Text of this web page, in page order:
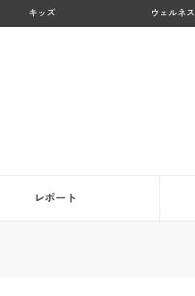
キッズ ウェルネス
レポート